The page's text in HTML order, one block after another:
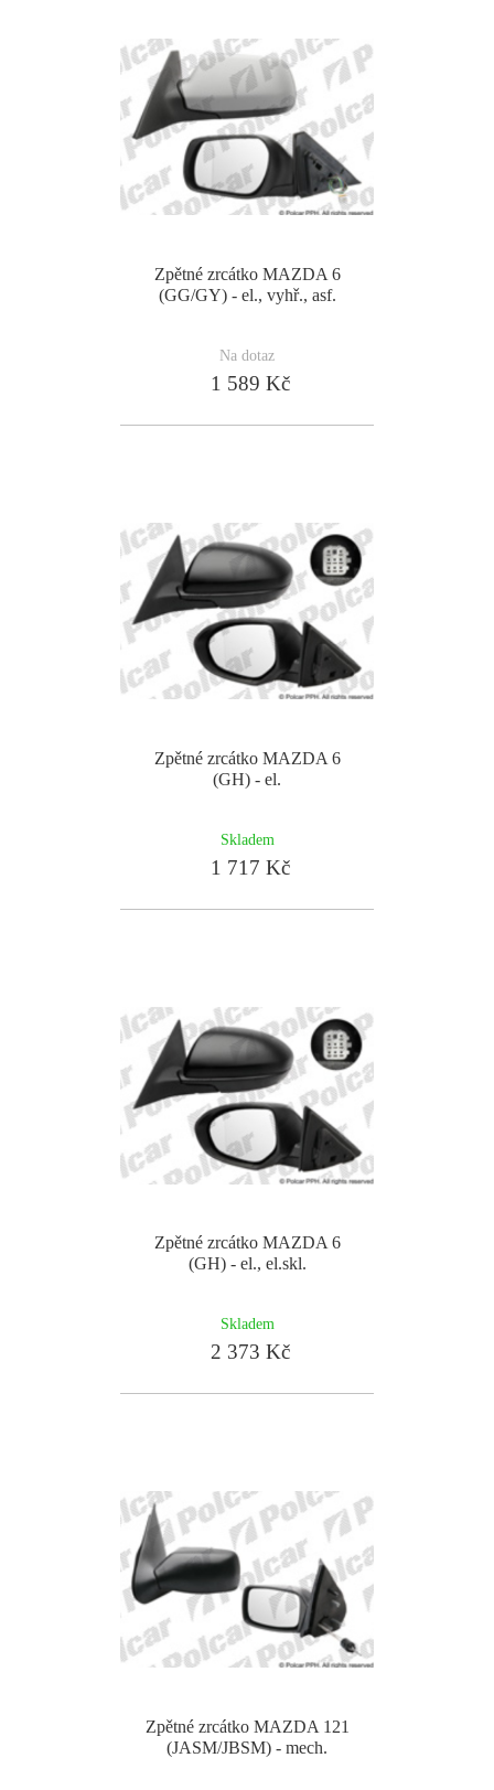
Zpětné zrcátko MAZDA 6
(GG/GY) - el., vyhř., asf.
Na dotaz
1 589 Kč
Zpětné zrcátko MAZDA 6
(GH) - el.
Skladem
1 717 Kč
Zpětné zrcátko MAZDA 6
(GH) - el., el.skl.
Skladem
2 373 Kč
Zpětné zrcátko MAZDA 121
(JASM/JBSM) - mech.